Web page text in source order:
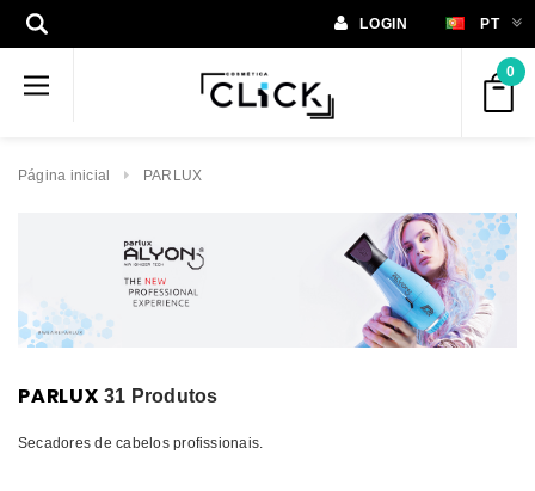
LOGIN PT
0
Página inicial PARLUX
PARLUX 31 Produtos
Secadores de cabelos profissionais.